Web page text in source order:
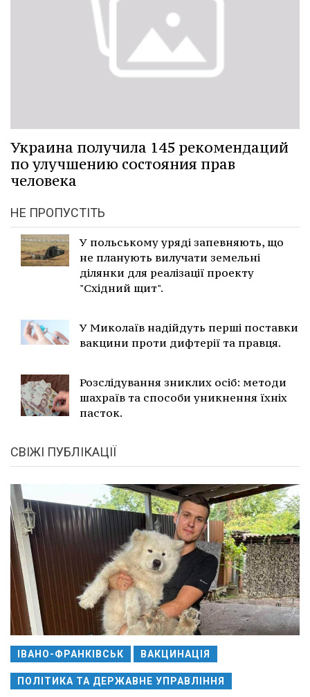
Украина получила 145 рекомендаций
по улучшению состояния прав
человека
НЕ ПРОПУСТІТЬ
У польському уряді запевняють, що
не планують вилучати земельні
ділянки для реалізації проекту
"Східний щит".
У Миколаїв надійдуть перші поставки
вакцини проти дифтерії та правця.
Розслідування зниклих осіб: методи
шахраїв та способи уникнення їхніх
пасток.
СВІЖІ ПУБЛІКАЦІЇ
ІВАНО-ФРАНКІВСЬК ВАКЦИНАЦІЯ
ПОЛІТИКА ТА ДЕРЖАВНЕ УПРАВЛІННЯ